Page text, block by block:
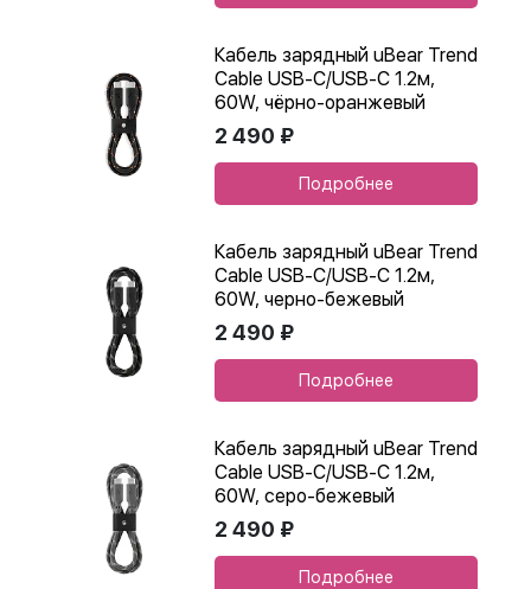
Кабель зарядный uBear Trend
Cable USB-C/USB-C 1.2м,
60W, чёрно-оранжевый
2 490 ₽
Подробнее
Кабель зарядный uBear Trend
Cable USB-C/USB-C 1.2м,
60W, черно-бежевый
2 490 ₽
Подробнее
Кабель зарядный uBear Trend
Cable USB-C/USB-C 1.2м,
60W, серо-бежевый
2 490 ₽
Подробнее